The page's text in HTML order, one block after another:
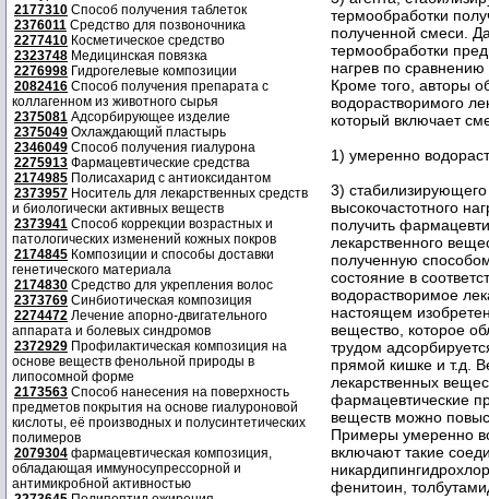
2177310 Способ получения таблеток
2376011 Средство для позвоночника
2277410 Косметическое средство
2323748 Медицинская повязка
2276998 Гидрогелевые композиции
2082416 Способ получения препарата с
коллагенном из животного сырья
2375081 Адсорбирующее изделие
2375049 Охлаждающий пластырь
2346049 Способ получения гиалурона
2275913 Фармацевтические средства
2174985 Полисахарид с антиоксидантом
2373957 Носитель для лекарственных средств
и биологически активных веществ
2373941 Способ коррекции возрастных и
патологических изменений кожных покров
2174845 Композиции и способы доставки
генетического материала
2174830 Средство для укрепления волос
2373769 Синбиотическая композиция
2274472 Лечение апорно-двигательного
аппарата и болевых синдромов
2372929 Профилактическая композиция на
основе веществ фенольной природы в
липосомной форме
2173563 Способ нанесения на поверхность
предметов покрытия на основе гиалуроновой
кислоты, её производных и полусинтетических
полимеров
2079304 фармацевтическая композиция,
обладающая иммуносупрессорной и
антимикробной активностью
термообработки
полученной смеси.
термообработки
нагрев по
Кроме того, авторы
водорастворимого
который включает
1) умеренно
3)
высокочастотного
получить
лекарственного
полученную
состояние в
водорастворимое
настоящем
вещество, которое
трудом
прямой кишке и т.д.
лекарственных
фармацевтические
веществ можно
Примеры умеренно
включают такие
фенитоин,